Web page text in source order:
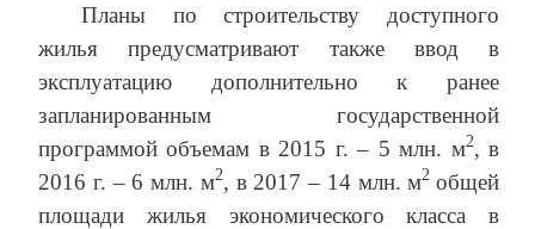
Планы по строительству доступного
жилья предусматривают также ввод в
эксплуатацию дополнительно к ранее
запланированным государственной
программой объемам в 2015 г. – 5 млн. м2, в
2016 г. – 6 млн. м2, в 2017 – 14 млн. м2 общей
площади жилья экономического класса в